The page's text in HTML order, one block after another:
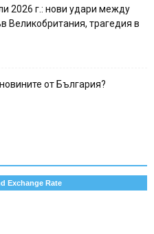
2026 г.: нови удари между
трагедия в
от България?
Exchange Rate